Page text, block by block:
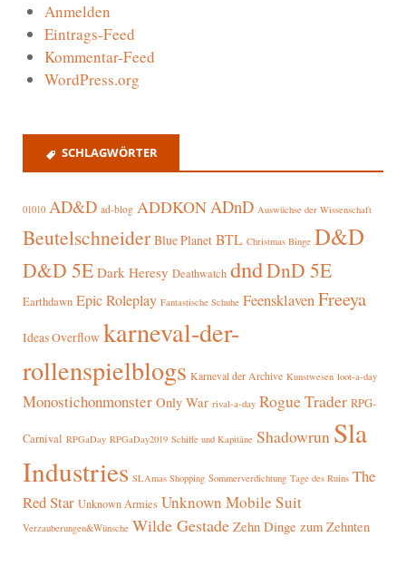
Anmelden
Eintrags-Feed
Kommentar-Feed
WordPress.org
SCHLAGWÖRTER
01010 AD&D ad-blog ADDKON ADnD Auswüchse der Wissenschaft
Beutelschneider Blue Planet BTL Christmas Binge D&D
D&D 5E Dark Heresy Deathwatch dndDnD 5E
Earthdawn Epic Roleplay Fantastische Schuhe FeensklavenFreeya
Ideas Overflow karneval-der-
rollenspielblogs Karneval der Archive Kunstwesen loot-a-day
Monostichonmonster Only War rival-a-day Rogue Trader RPG-
Carnival RPGaDay RPGaDay2019 Schiffe und Kapitäne Shadowrun Sla
Industries SLAmas Shopping Sommerverdichtung Tage des Ruins The
Red Star Unknown Armies Unknown Mobile Suit
Verzauberungen&Wünsche Wilde Gestade Zehn Dinge zum Zehnten